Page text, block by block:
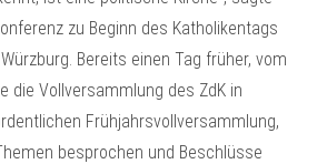
zu Beginn des Katholikentags
Bereits einen Tag früher, vom
die Vollversammlung des ZdK in
Frühjahrsvollversammlung,
besprochen und Beschlüsse